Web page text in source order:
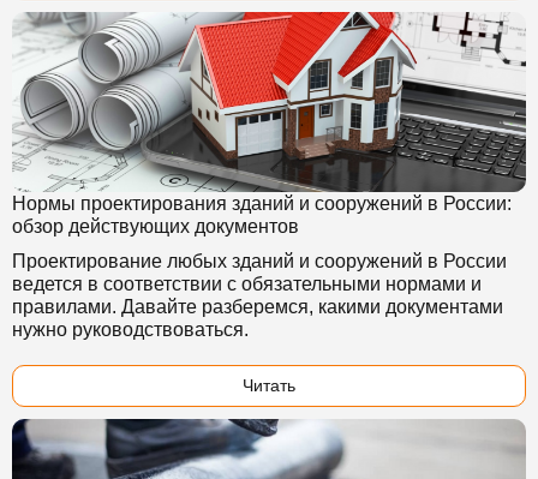
Нормы проектирования зданий и сооружений в России:
обзор действующих документов
Проектирование любых зданий и сооружений в России
ведется в соответствии с обязательными нормами и
правилами. Давайте разберемся, какими документами
нужно руководствоваться.
Читать